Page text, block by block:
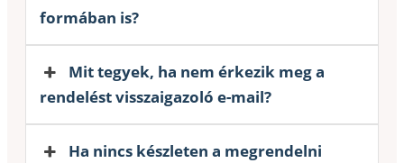
formában is?
Mit tegyek, ha nem érkezik meg a
rendelést visszaigazoló e-mail?
Ha nincs készleten a megrendelni